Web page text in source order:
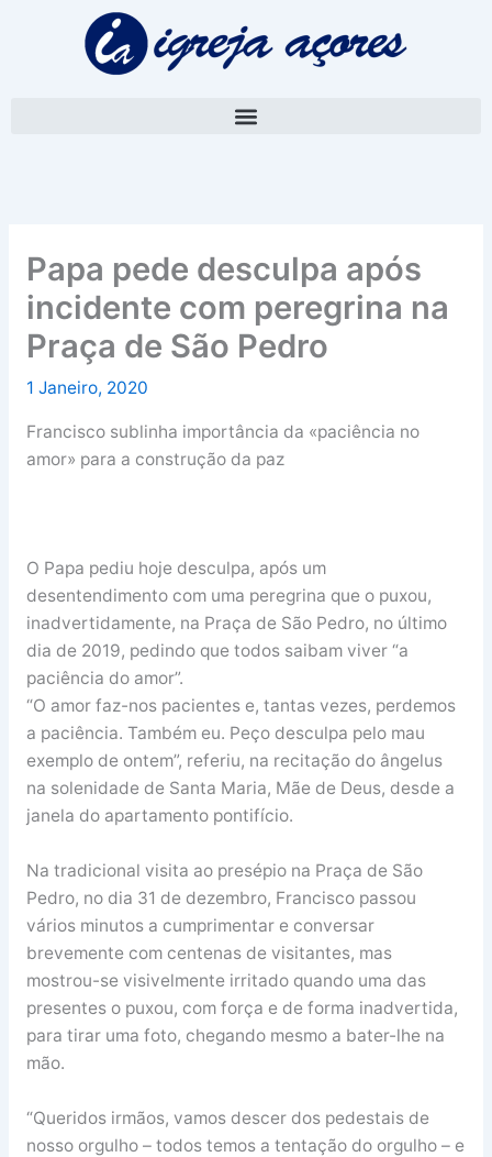
Papa pede desculpa após
incidente com peregrina na
Praça de São Pedro
1 Janeiro, 2020
Francisco sublinha importância da «paciência no
amor» para a construção da paz
O Papa pediu hoje desculpa, após um
desentendimento com uma peregrina que o puxou,
inadvertidamente, na Praça de São Pedro, no último
dia de 2019, pedindo que todos saibam viver “a
paciência do amor”.
“O amor faz-nos pacientes e, tantas vezes, perdemos
a paciência. Também eu. Peço desculpa pelo mau
exemplo de ontem”, referiu, na recitação do ângelus
na solenidade de Santa Maria, Mãe de Deus, desde a
janela do apartamento pontifício.
Na tradicional visita ao presépio na Praça de São
Pedro, no dia 31 de dezembro, Francisco passou
vários minutos a cumprimentar e conversar
brevemente com centenas de visitantes, mas
mostrou-se visivelmente irritado quando uma das
presentes o puxou, com força e de forma inadvertida,
para tirar uma foto, chegando mesmo a bater-lhe na
mão.
“Queridos irmãos, vamos descer dos pedestais de
nosso orgulho – todos temos a tentação do orgulho – e